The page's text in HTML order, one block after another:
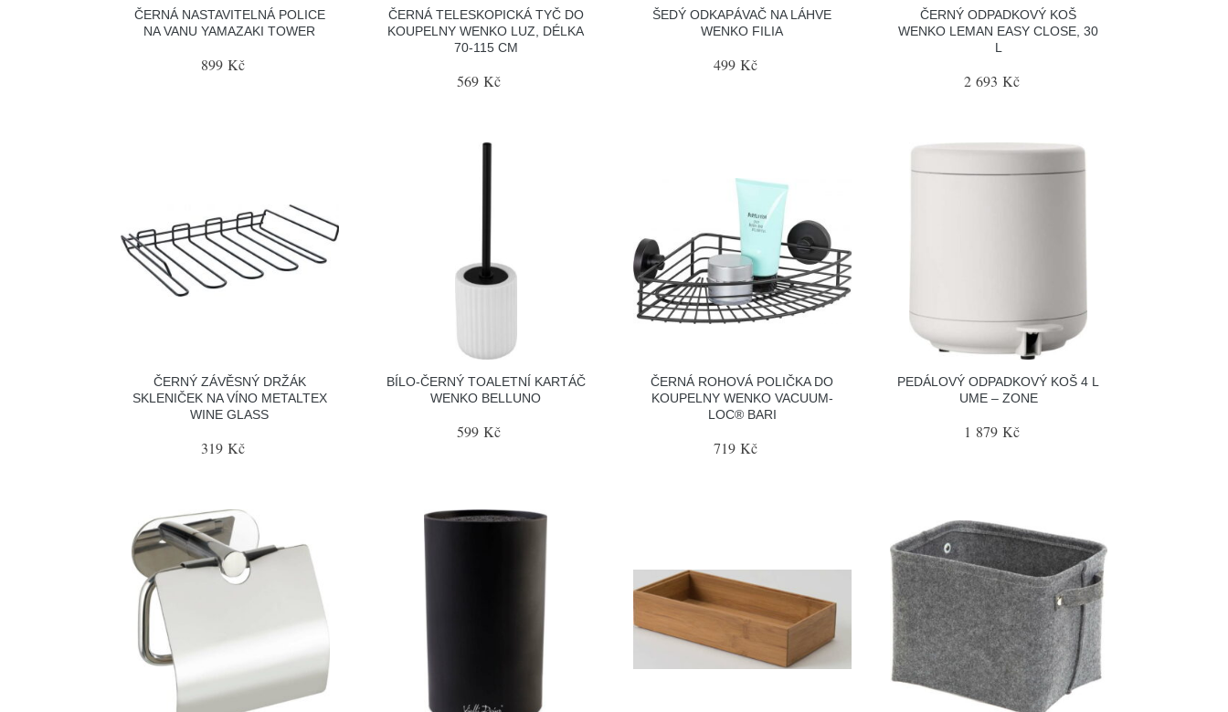
ČERNÁ NASTAVITELNÁ POLICE
NA VANU YAMAZAKI TOWER
899 Kč
ČERNÁ TELESKOPICKÁ TYČ DO
KOUPELNY WENKO LUZ, DÉLKA
70-115 CM
569 Kč
ŠEDÝ ODKAPÁVAČ NA LÁHVE
WENKO FILIA
499 Kč
ČERNÝ ODPADKOVÝ KOŠ
WENKO LEMAN EASY CLOSE, 30
L
2 693 Kč
ČERNÝ ZÁVĚSNÝ DRŽÁK
SKLENIČEK NA VÍNO METALTEX
WINE GLASS
319 Kč
BÍLO-ČERNÝ TOALETNÍ KARTÁČ
WENKO BELLUNO
599 Kč
ČERNÁ ROHOVÁ POLIČKA DO
KOUPELNY WENKO VACUUM-
LOC® BARI
719 Kč
PEDÁLOVÝ ODPADKOVÝ KOŠ 4 L
UME – ZONE
1 879 Kč